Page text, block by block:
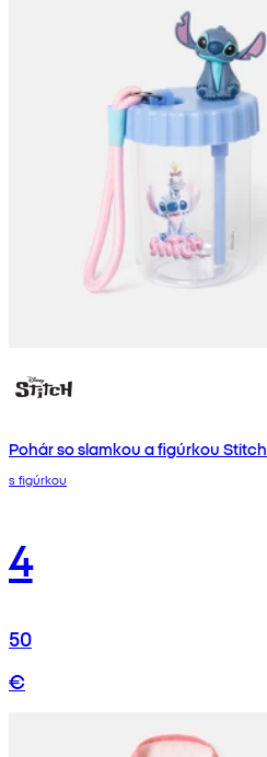
Pohár so slamkou a figúrkou Stitch
s figúrkou
4
50
€